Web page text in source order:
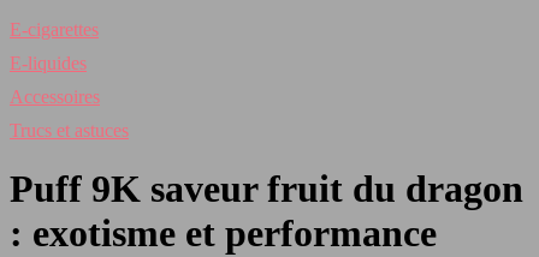
E-cigarettes
E-liquides
Accessoires
Trucs et astuces
Puff 9K saveur fruit du dragon
: exotisme et performance